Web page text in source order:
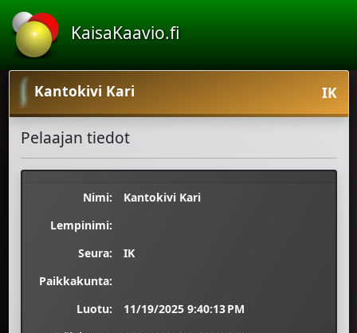
KaisaKaavio.fi
Kantokivi Kari IK
Pelaajan tiedot
Nimi:
Kantokivi Kari
Lempinimi:
Seura:
IK
Paikkakunta:
Luotu:
11/19/2025 9:40:13 PM